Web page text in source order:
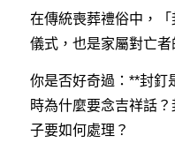
在傳統喪葬禮俗中，
儀式，也是家屬對亡者
你是否好奇過：**封釘
時為什麼要念吉祥話
子要如何處理？